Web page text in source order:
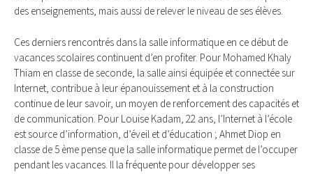
des enseignements, mais aussi de relever le niveau de ses élèves.
Ces derniers rencontrés dans la salle informatique en ce début de
vacances scolaires continuent d’en profiter. Pour Mohamed Khaly
Thiam en classe de seconde, la salle ainsi équipée et connectée sur
Internet, contribue à leur épanouissement et à la construction
continue de leur savoir, un moyen de renforcement des capacités et
de communication. Pour Louise Kadam, 22 ans, l’Internet à l’école
est source d’information, d’éveil et d’éducation ; Ahmet Diop en
classe de 5 ème pense que la salle informatique permet de l’occuper
pendant les vacances. Il la fréquente pour développer ses